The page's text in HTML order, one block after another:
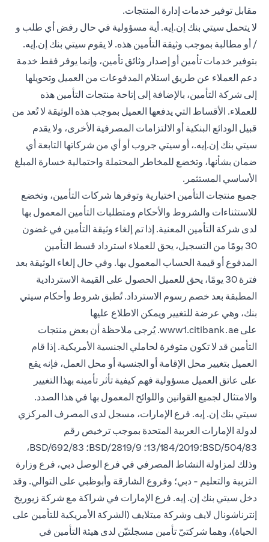
مقابل توفير خدمات إدارة المنتجات.
لا يتحمل سيتي بنك إن.إيه. أية مسؤولية في حال رفض أي طلب و
/ أو مطالبة بموجب وثيقة التأمين هذه. لا يقوم سيتي بنك إن.إيه.
بتوفير خدمات تأمين أو إصدار وثائق تأمين، وإنما يوفر فقط خدمة
دعم العملاء عن طريق استلام المدفوعات من العميل وتحويلها
إلى شركة التأمين، بالإضافة إلى إتاحة منتجات التأمين هذه
للعملاء. الأقساط التي يدفعها العميل بموجب هذه الوثيقة لا تُعد من
قبيل الودائع البنكية أو الالتزامات المصرفية الأخرى، ولا يقدم
سيتي بنك إن.إيه.، أو سيتي جروب أو أي من شركاتها التابعة أي
ضمان بشأنها، وتخضع للمخاطر المحتملة واحتمالية خسارة المبلغ
الأساسي المستثمر.
جميع منتجات التأمين اختيارية وتوفرها شركات التأمين، وتخضع
للاستثناءات والشروط والأحكام ومتطلبات التأمين المعمول بها
لدى شركة التأمين المعنية. إذا تم إلغاء وثيقة التأمين في غضون
30 يومًا من التسجيل، يحق للعملاء استرداد قسط التأمين
المدفوع أو قيمة الحساب المعمول بها. وفي حال إلغاء الوثيقة بعد
فترة 30 يومًا، يحق للعميل الحصول على القيمة الاستردادية
المطبقة بعد خصم رسوم الاسترداد. تُطبق شروط وأحكام سيتي
بنك، وهي عرضة للتغيير ويمكن الاطلاع عليها
على www1.citibank.ae
opens in a new tab
. يُرجى ملاحظة أن بعض منتجات
التأمين قد لا تكون متوفرة لحاملي الجنسية الأمريكية. إذا قام
العميل بتغيير محل الإقامة أو الجنسية أو محل العمل، فإنه يقع
على عاتق العميل مسؤولية فهم كيفية تأثر تأمينه بهذا التغيير
والامتثال لجميع القوانين واللوائح المعمول بها في هذا الصدد.
سيتي بنك إن. إيه. فرع الإمارات، مسجل لدى المصرف المركزي
لدولة الإمارات العربية المتحدة بموجب ترخيص رقم
BSD/504/83؛13/184/2019؛ BSD/2819/9؛ BSD/692/83،
وذلك لمزاولة النشاط المصرفي في فرع الوصل دبي، فرع وزارة
التربية والتعليم - دبي؛ وفروع الشارقة وأبوظبي على التوالي. وقد
دخل سيتي بنك إن. إيه. فرع الإمارات في شراكة مع شركة زيوريخ
إنترناشونال لايف وشركة ميتلايف (الشركة الأمريكية للتأمين على
الحياة)، وهما شركتيّ تأمين مسجلتيّن لدى هيئة التأمين في